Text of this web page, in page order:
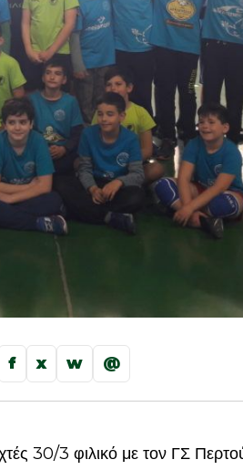
f x w @
30/3 φιλικό με τον ΓΣ